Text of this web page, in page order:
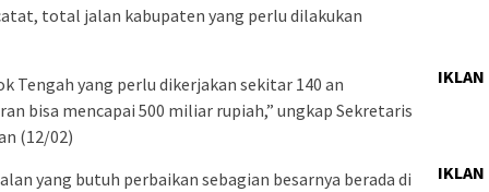
total jalan kabupaten yang perlu dilakukan
Tengah yang perlu dikerjakan sekitar 140 an
bisa mencapai 500 miliar rupiah,” ungkap Sekretaris
(12/02)
yang butuh perbaikan sebagian besarnya berada di
IKLAN
IKLAN